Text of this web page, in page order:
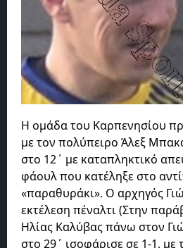
Η ομάδα του Καρπενησίου
με τον πολύπειρο Άλεξ
στο 12΄ με καταπληκτικό
φάουλ που κατέληξε στο
«παραθυράκι». Ο αρχηγός
εκτέλεση πέναλτι (Στην
Ηλίας Καλύβας πάνω στον
στο 29΄ ισοφάρισε σε 1-1, με